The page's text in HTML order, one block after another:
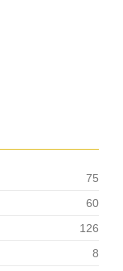
75
60
126
8